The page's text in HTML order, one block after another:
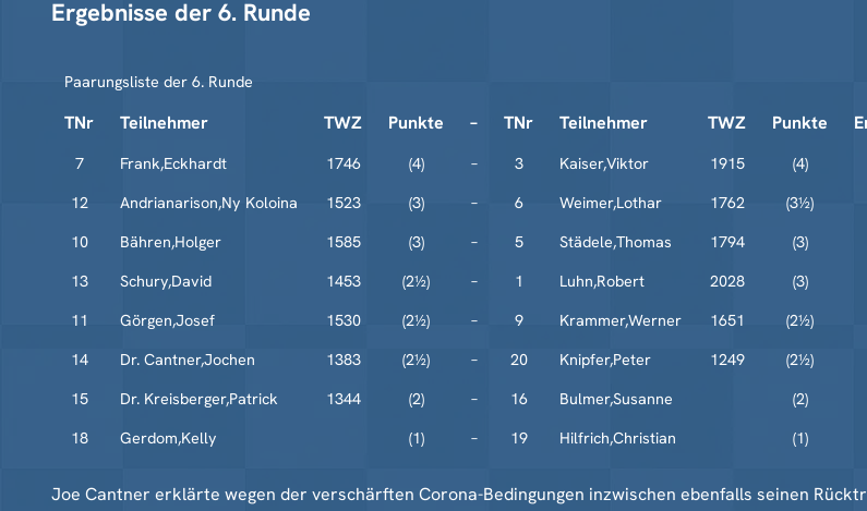
Ergebnisse der 6. Runde
Paarungsliste der 6. Runde
TNr Teilnehmer TWZ Punkte – TNr Teilnehmer TWZ Punkte
7 Frank,Eckhardt 1746 (4) – 3 Kaiser,Viktor 1915 (4)
12
Andrianarison,Ny Koloina 1523 (3) – 6 Weimer,Lothar 1762 (3½)
10
Bähren,Holger 1585 (3) – 5 Städele,Thomas 1794 (3)
13
Schury,David 1453 (2½) – 1 Luhn,Robert 2028 (3)
11
Görgen,Josef 1530 (2½) – 9 Krammer,Werner 1651 (2½)
14
Dr. Cantner,Jochen 1383 (2½) – 20 Knipfer,Peter 1249 (2½)
15
Dr. Kreisberger,Patrick 1344 (2) – 16 Bulmer,Susanne (2)
18
Gerdom,Kelly (1) – 19 Hilfrich,Christian (1)
Joe Cantner erklärte wegen der verschärften Corona-Bedingungen inzwischen ebenfalls seinen